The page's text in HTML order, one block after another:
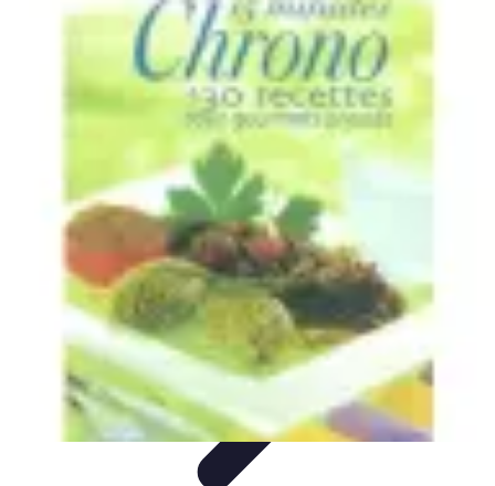
Recettes de Poissons
Recettes de Papillote
Recettes FacilesRecettesRecettes de
Recettes de Poisson
Recettes de Poissons